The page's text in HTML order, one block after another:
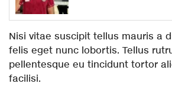
Nisi vitae suscipit tellus mauris a
felis eget nunc lobortis. Tellus
pellentesque eu tincidunt tortor
facilisi.